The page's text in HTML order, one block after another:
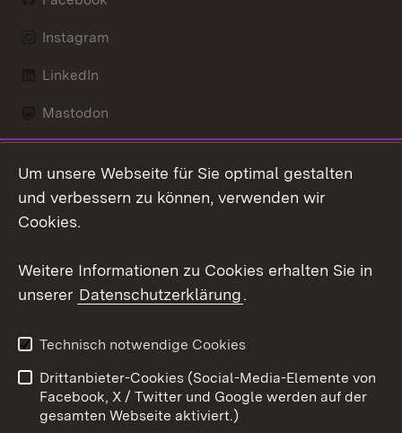
Instagram
LinkedIn
Mastodon
X / Twitter
Youtube
Kontakt
Datenschutz
Barrierefreiheit
Impressum Cookies
Um unsere Webseite für Sie optimal gestalten
und verbessern zu können, verwenden wir
Cookies.
Weitere Informationen zu Cookies erhalten Sie in
unserer Datenschutzerklärung.
Technisch notwendige Cookies
Drittanbieter-Cookies (Social-Media-Elemente von
Facebook, X / Twitter und Google werden auf der
gesamten Webseite aktiviert.)